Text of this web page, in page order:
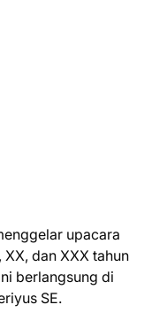
upacara
dan XXX tahun
berlangsung di
SE.